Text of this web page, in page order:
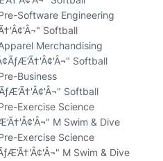
Software Engineering
Softball
Apparel Merchandising
Softball
Business
Softball
Exercise Science
M Swim & Dive
Exercise Science
M Swim & Dive